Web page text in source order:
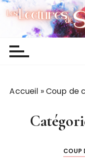
P
Les
Accueil »Coup de
COUP